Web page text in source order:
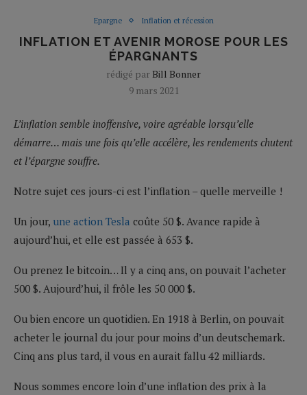
Epargne Inflation et récession
INFLATION ET AVENIR MOROSE POUR LES
ÉPARGNANTS
rédigé par Bill Bonner
9 mars 2021
L’inflation semble inoffensive, voire agréable lorsqu’elle
démarre… mais une fois qu’elle accélère, les rendements chutent
et l’épargne souffre.
Notre sujet ces jours-ci est l’inflation – quelle merveille !
Un jour, une action Tesla coûte 50 $. Avance rapide à
aujourd’hui, et elle est passée à 653 $.
Ou prenez le bitcoin… Il y a cinq ans, on pouvait l’acheter
500 $. Aujourd’hui, il frôle les 50 000 $.
Ou bien encore un quotidien. En 1918 à Berlin, on pouvait
acheter le journal du jour pour moins d’un deutschemark.
Cinq ans plus tard, il vous en aurait fallu 42 milliards.
Nous sommes encore loin d’une inflation des prix à la